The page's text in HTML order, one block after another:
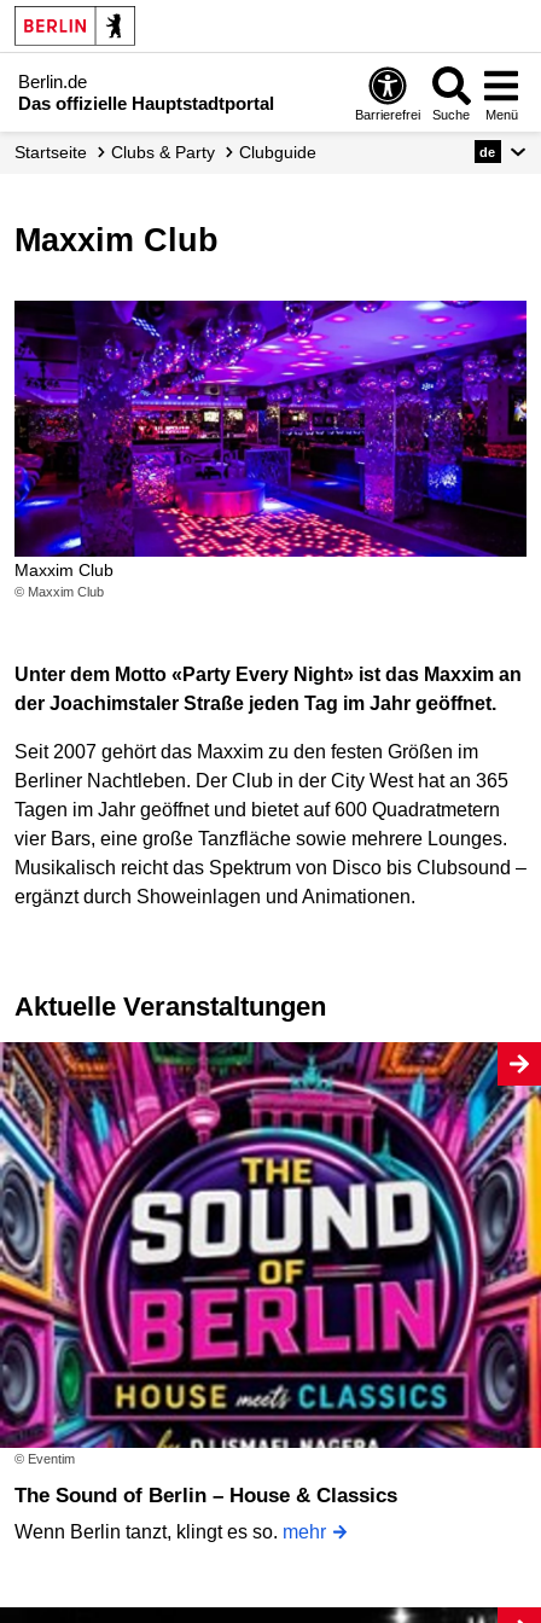
Berlin.de
Das offizielle Hauptstadtportal
Barrierefrei Suche Menü
Startseite Clubs & Party Clubguide de
Maxxim Club
Maxxim Club
© Maxxim Club
Unter dem Motto «Party Every Night» ist das Maxxim an
der Joachimstaler Straße jeden Tag im Jahr geöffnet.
Seit 2007 gehört das Maxxim zu den festen Größen im
Berliner Nachtleben. Der Club in der City West hat an 365
Tagen im Jahr geöffnet und bietet auf 600 Quadratmetern
vier Bars, eine große Tanzfläche sowie mehrere Lounges.
Musikalisch reicht das Spektrum von Disco bis Clubsound –
ergänzt durch Showeinlagen und Animationen.
Aktuelle Veranstaltungen
© Eventim
The Sound of Berlin – House & Classics
Wenn Berlin tanzt, klingt es so. mehr